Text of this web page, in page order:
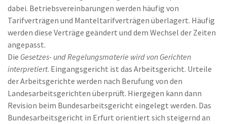
dabei. Betriebsvereinbarungen werden häufig von
Tarifverträgen und Manteltarifverträgen überlagert. Häufig
werden diese Verträge geändert und dem Wechsel der Zeiten
angepasst.
Die Gesetzes- und Regelungsmaterie wird von Gerichten
interpretiert. Eingangsgericht ist das Arbeitsgericht. Urteile
der Arbeitsgerichte werden nach Berufung von den
Landesarbeitsgerichten überprüft. Hiergegen kann dann
Revision beim Bundesarbeitsgericht eingelegt werden. Das
Bundesarbeitsgericht in Erfurt orientiert sich steigernd an